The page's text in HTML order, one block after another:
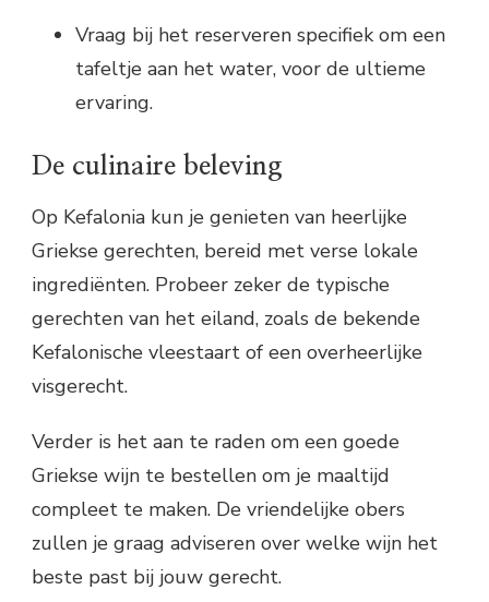
Vraag bij het reserveren specifiek om een
tafeltje aan het water, voor de ultieme
ervaring.
De culinaire beleving
Op Kefalonia kun je genieten van heerlijke
Griekse gerechten, bereid met verse lokale
ingrediënten. Probeer zeker de typische
gerechten van het eiland, zoals de bekende
Kefalonische vleestaart of een overheerlijke
visgerecht.
Verder is het aan te raden om een goede
Griekse wijn te bestellen om je maaltijd
compleet te maken. De vriendelijke obers
zullen je graag adviseren over welke wijn het
beste past bij jouw gerecht.